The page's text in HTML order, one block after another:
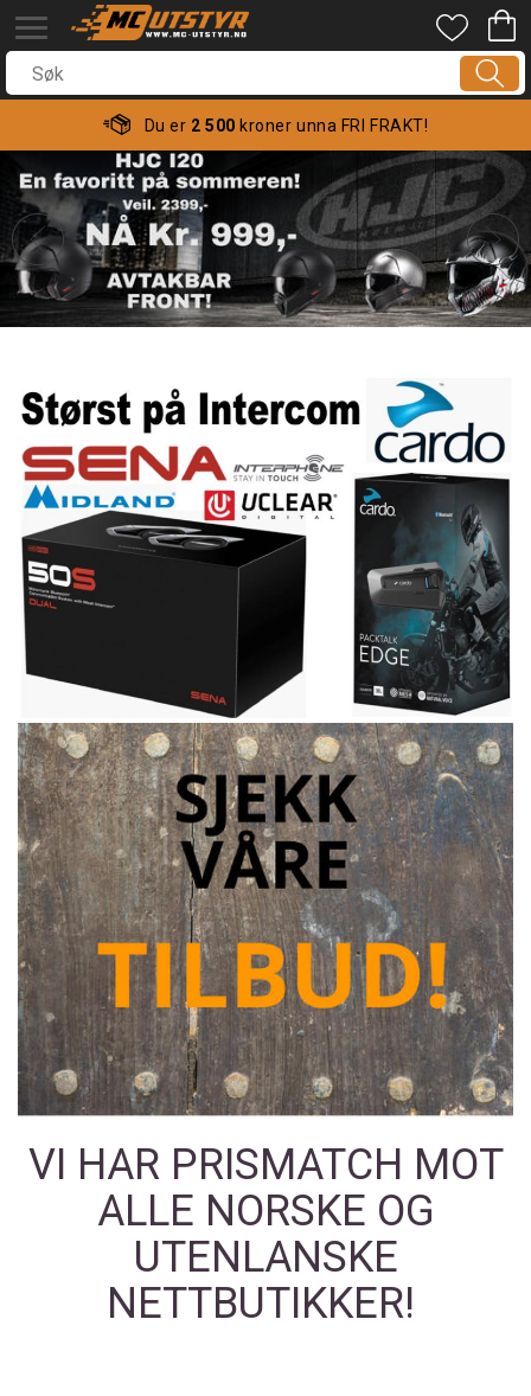
Du er 2 500 kroner unna FRI FRAKT!
VI HAR PRISMATCH MOT
ALLE NORSKE OG
UTENLANSKE
NETTBUTIKKER!